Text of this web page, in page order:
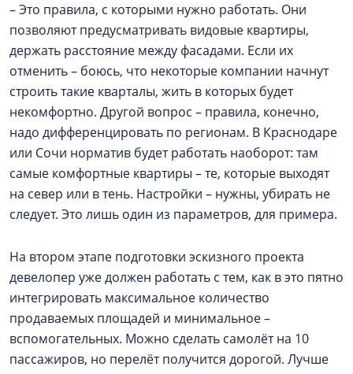
– Это правила, с которыми нужно работать. Они
позволяют предусматривать видовые квартиры,
держать расстояние между фасадами. Если их
отменить – боюсь, что некоторые компании начнут
строить такие кварталы, жить в которых будет
некомфортно. Другой вопрос – правила, конечно,
надо дифференцировать по регионам. В Краснодаре
или Сочи норматив будет работать наоборот: там
самые комфортные квартиры – те, которые выходят
на север или в тень. Настройки – нужны, убирать не
следует. Это лишь один из параметров, для примера.
На втором этапе подготовки эскизного проекта
девелопер уже должен работать с тем, как в это пятно
интегрировать максимальное количество
продаваемых площадей и минимальное –
вспомогательных. Можно сделать самолёт на 10
пассажиров, но перелёт получится дорогой. Лучше